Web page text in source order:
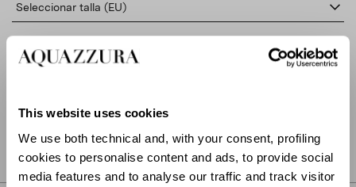
This website uses cookies
We use both technical and, with your consent, profiling
cookies to personalise content and ads, to provide social
media features and to analyse our traffic and track visitor
Seleccionar talla (EU)